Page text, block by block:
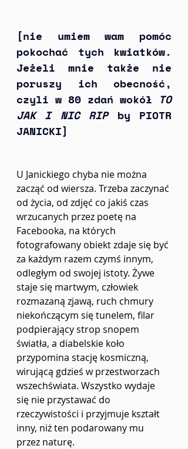
[nie umiem wam pomóc
pokochać tych kwiatków.
Jeżeli mnie także nie
poruszy ich obecność,
czyli w 80 zdań wokół TO
JAK I NIC RIP by PIOTR
JANICKI]
U Janickiego chyba nie można
zacząć od wiersza. Trzeba zaczynać
od życia, od zdjęć co jakiś czas
wrzucanych przez poetę na
Facebooka, na których
fotografowany obiekt zdaje się być
za każdym razem czymś innym,
odległym od swojej istoty. Żywe
staje się martwym, człowiek
rozmazaną zjawą, ruch chmury
niekończącym się tunelem, filar
podpierający strop snopem
światła, a diabelskie koło
przypomina stację kosmiczną,
wirującą gdzieś w przestworzach
wszechświata. Wszystko wydaje
się nie przystawać do
rzeczywistości i przyjmuje kształt
inny, niż ten podarowany mu
przez naturę.